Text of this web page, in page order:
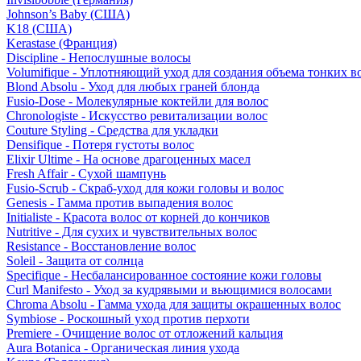
Johnson’s Baby (США)
K18 (США)
Kerastase (Франция)
Discipline - Непослушные волосы
Volumifique - Уплотняющий уход для создания объема тонких
Blond Absolu - Уход для любых граней блонда
Fusio-Dose - Молекулярные коктейли для волос
Chronologiste - Искусство ревитализации волос
Couture Styling - Средства для укладки
Densifique - Потеря густоты волос
Elixir Ultime - На основе драгоценных масел
Fresh Affair - Сухой шампунь
Fusio-Scrub - Скраб-уход для кожи головы и волос
Genesis - Гамма против выпадения волос
Initialiste - Красота волос от корней до кончиков
Nutritive - Для сухих и чувствительных волос
Resistance - Восстановление волос
Soleil - Защита от солнца
Specifique - Несбалансированное состояние кожи головы
Curl Manifesto - Уход за кудрявыми и вьющимися волосами
Chroma Absolu - Гамма ухода для защиты окрашенных волос
Symbiose - Роскошный уход против перхоти
Premiere - Очищение волос от отложений кальция
Aura Botanica - Органическая линия ухода